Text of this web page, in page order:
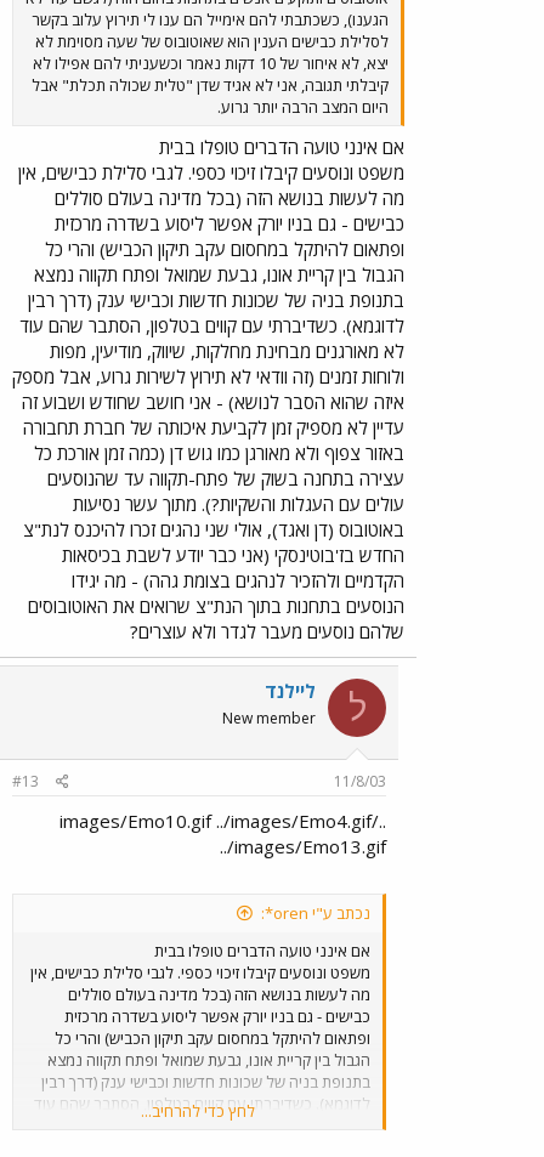
הגענו), כשכתבתי להם אימייל הם ענו לי תירוץ עלוב בקשר
לסלילת כבישים הענין הוא שאוטובוס של שעה מסוימת לא
יצא, לא איחור של 10 דקות נאמר וכשעניתי להם אפילו לא
קיבלתי תגובה, אני לא אגיד שדן "טלית שכולה תכלת" אבל
היום המצב הרבה יותר גרוע.
אם אינני טועה הדברים טופלו בבית
משפט ונוסעים קיבלו זיכוי כספי. לגבי סלילת כבישים, אין
מה לעשות בנושא הזה (בכל מדינה בעולם סוללים
כבישים - גם בניו יורק אפשר ליסוע בשדרה מרכזית
ופתאום להיתקל במחסום עקב תיקון הכביש) והרי כל
הגבול בין קריית אונו, גבעת שמואל ופתח תקווה נמצא
בתנופת בניה של שכונות חדשות וכבישי ענק (דרך רבין
לדוגמא). כשדיברתי עם קווים בטלפון, הסתבר שהם עוד
לא מאורגנים מבחינת מחלקות, שיווק, מודיעין, מפות
ולוחות זמנים (זה וודאי לא תירוץ לשירות גרוע, אבל מספק
איזה שהוא הסבר לנושא) - אני חושב שחודש ושבוע זה
עדיין לא מספיק זמן לקביעת איכותה של חברת תחבורה
באזור צפוף ולא מאורגן כמו גוש דן (כמה זמן אורכת כל
עצירה בתחנה בשוק של פתח-תקווה עד שהנוסעים
עולים עם העגלות והשקיות?). מתוך עשר נסיעות
באוטובוס (דן ואגד), אולי שני נהגים זכרו להיכנס לנת"צ
החדש בז'בוטינסקי (אני כבר יודע לשבת בכיסאות
הקדמיים ולהזכיר לנהגים בצומת גהה) - מה יגידו
הנוסעים בתחנות בתוך הנת"צ שרואים את האוטובוסים
שלהם נוסעים מעבר לגדר ולא עוצרים?
ל ליילנד
New member
11/8/03
#13
../images/Emo10.gif ../images/Emo4.gif
../images/Emo13.gif
נכתב ע"י oren*:
אם אינני טועה הדברים טופלו בבית
משפט ונוסעים קיבלו זיכוי כספי. לגבי סלילת כבישים, אין
מה לעשות בנושא הזה (בכל מדינה בעולם סוללים
כבישים - גם בניו יורק אפשר ליסוע בשדרה מרכזית
ופתאום להיתקל במחסום עקב תיקון הכביש) והרי כל
הגבול בין קריית אונו, גבעת שמואל ופתח תקווה נמצא
בתנופת בניה של שכונות חדשות וכבישי ענק (דרך רבין
לדוגמא). כשדיברתי עם קווים בטלפון, הסתבר שהם עוד
לא מאורגנים מבחינת מחלקות, שיווק, מודיעין, מפות
לחץ כדי להרחיב...